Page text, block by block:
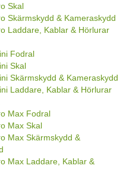
Skal
Skärmskydd & Kameraskydd
Laddare, Kablar & Hörlurar
Fodral
Skal
Skärmskydd & Kameraskydd
Laddare, Kablar & Hörlurar
Max Fodral
Max Skal
Max Skärmskydd &
Max Laddare, Kablar &